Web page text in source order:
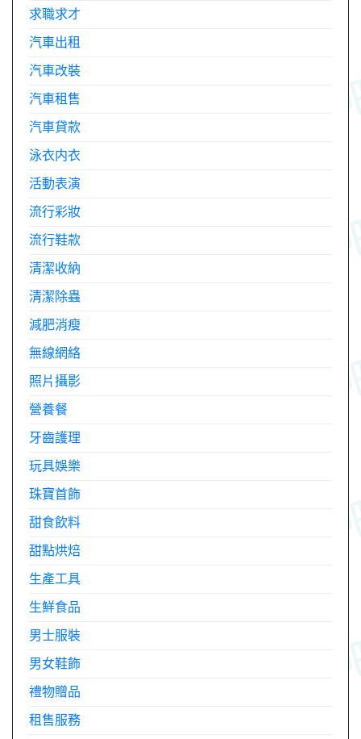
求職求才
汽車出租
汽車改裝
汽車租售
汽車貸款
泳衣内衣
活動表演
流行彩妝
流行鞋款
清潔收納
清潔除蟲
減肥消瘦
無線網絡
照片攝影
營養餐
牙齒護理
玩具娛樂
珠寶首飾
甜食飲料
甜點烘焙
生產工具
生鮮食品
男士服裝
男女鞋飾
禮物贈品
租售服務